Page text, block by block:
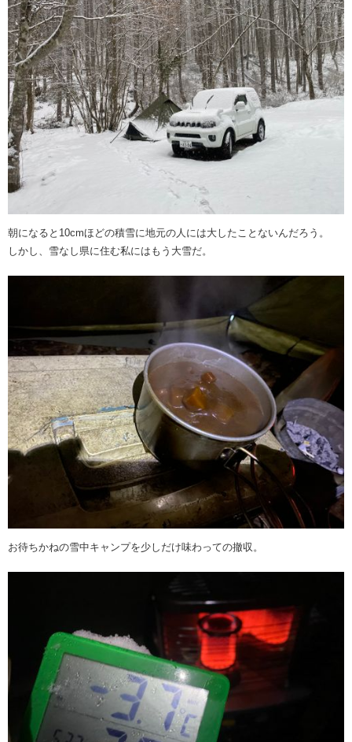
朝になると10cmほどの積雪に地元の人には大したことないんだろう。
しかし、雪なし県に住む私にはもう大雪だ。
お待ちかねの雪中キャンプを少しだけ味わっての撤収。